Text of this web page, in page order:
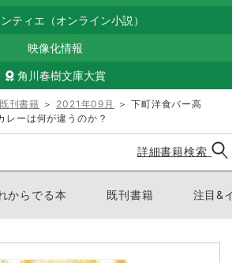
ティエ（オンライン小説）
映像化情報
角川春樹文庫大賞
既刊書籍 ＞ 2021年09月
＞ 下町洋食バー高
ーは何が違うのか？
詳細書籍検索
からでる本 既刊書籍 注目&